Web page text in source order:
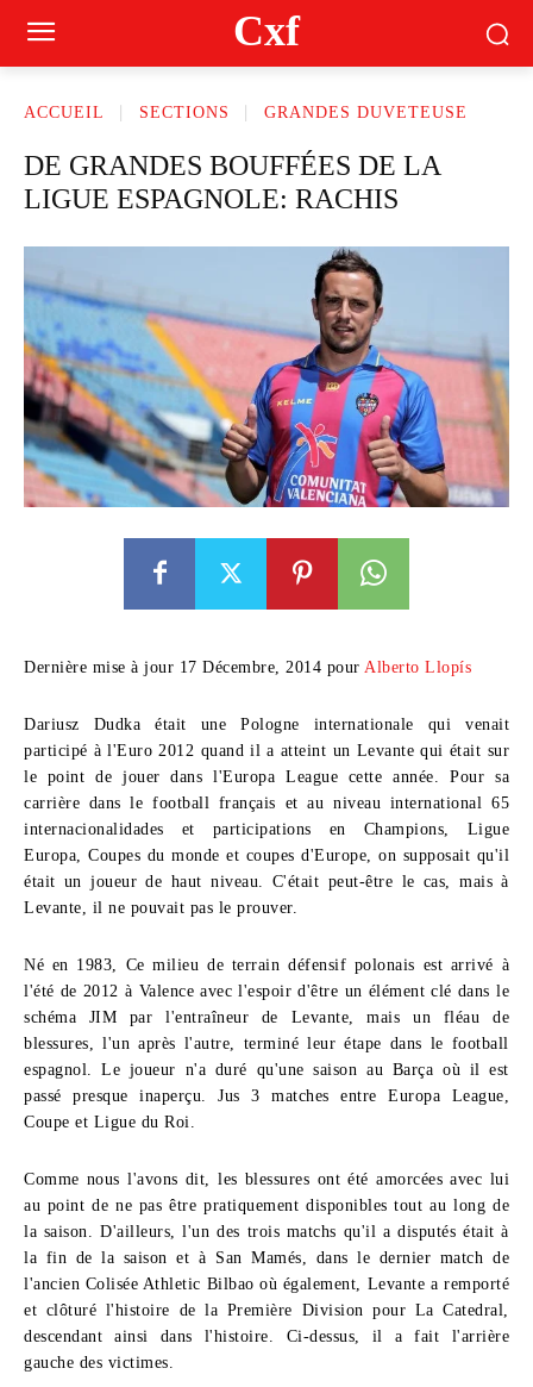
Cxf
ACCUEIL SECTIONS GRANDES DUVETEUSE
DE GRANDES BOUFFÉES DE LA
LIGUE ESPAGNOLE: RACHIS
Dernière mise à jour 17 Décembre, 2014 pour Alberto Llopís
Dariusz Dudka était une Pologne internationale qui venait
participé à l'Euro 2012 quand il a atteint un Levante qui était sur
le point de jouer dans l'Europa League cette année. Pour sa
carrière dans le football français et au niveau international 65
internacionalidades et participations en Champions, Ligue
Europa, Coupes du monde et coupes d'Europe, on supposait qu'il
était un joueur de haut niveau. C'était peut-être le cas, mais à
Levante, il ne pouvait pas le prouver.
Né en 1983, Ce milieu de terrain défensif polonais est arrivé à
l'été de 2012 à Valence avec l'espoir d'être un élément clé dans le
schéma JIM par l'entraîneur de Levante, mais un fléau de
blessures, l'un après l'autre, terminé leur étape dans le football
espagnol. Le joueur n'a duré qu'une saison au Barça où il est
passé presque inaperçu. Jus 3 matches entre Europa League,
Coupe et Ligue du Roi.
Comme nous l'avons dit, les blessures ont été amorcées avec lui
au point de ne pas être pratiquement disponibles tout au long de
la saison. D'ailleurs, l'un des trois matchs qu'il a disputés était à
la fin de la saison et à San Mamés, dans le dernier match de
l'ancien Colisée Athletic Bilbao où également, Levante a remporté
et clôturé l'histoire de la Première Division pour La Catedral,
descendant ainsi dans l'histoire. Ci-dessus, il a fait l'arrière
gauche des victimes.